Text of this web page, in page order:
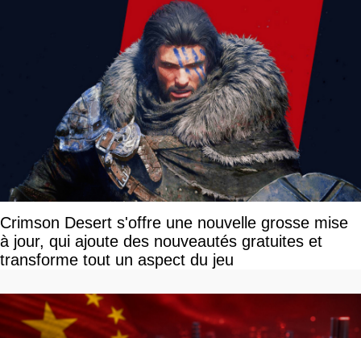
Crimson Desert s'offre une nouvelle grosse mise
à jour, qui ajoute des nouveautés gratuites et
transforme tout un aspect du jeu